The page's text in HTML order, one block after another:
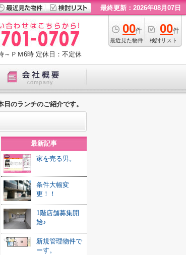
最終更新：2026年08月07日
00件
最近見た物件
00件
検討リスト
～ＰＭ6時 定休日：不定休
日のランチのご紹介です。
最新記事
家を売る男。
条件大幅変
更！！
1階店舗募集開
始♪
新規管理物件で
ーす。